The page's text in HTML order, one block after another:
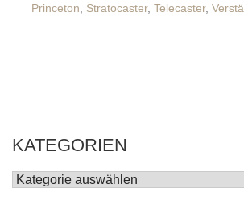
Princeton, Stratocaster, Telecaster,
KATEGORIEN
KATEGORIEN